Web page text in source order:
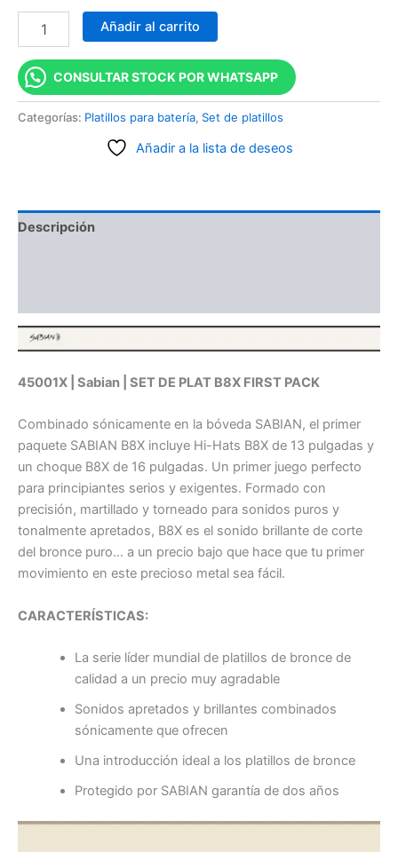
Añadir al carrito
CONSULTAR STOCK POR WHATSAPP
Categorías: Platillos para batería, Set de platillos
Añadir a la lista de deseos
Descripción
45001X | Sabian | SET DE PLAT B8X FIRST PACK
Combinado sónicamente en la bóveda SABIAN, el primer
paquete SABIAN B8X incluye Hi-Hats B8X de 13 pulgadas y
un choque B8X de 16 pulgadas. Un primer juego perfecto
para principiantes serios y exigentes. Formado con
precisión, martillado y torneado para sonidos puros y
tonalmente apretados, B8X es el sonido brillante de corte
del bronce puro… a un precio bajo que hace que tu primer
movimiento en este precioso metal sea fácil.
CARACTERÍSTICAS:
La serie líder mundial de platillos de bronce de
calidad a un precio muy agradable
Sonidos apretados y brillantes combinados
sónicamente que ofrecen
Una introducción ideal a los platillos de bronce
Protegido por SABIAN garantía de dos años